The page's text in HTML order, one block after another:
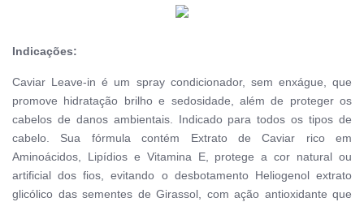
Indicações:
Caviar Leave-in é um spray condicionador, sem enxágue, que
promove hidratação brilho e sedosidade, além de proteger os
cabelos de danos ambientais. Indicado para todos os tipos de
cabelo. Sua fórmula contém Extrato de Caviar rico em
Aminoácidos, Lipídios e Vitamina E, protege a cor natural ou
artificial dos fios, evitando o desbotamento Heliogenol extrato
glicólico das sementes de Girassol, com ação antioxidante que